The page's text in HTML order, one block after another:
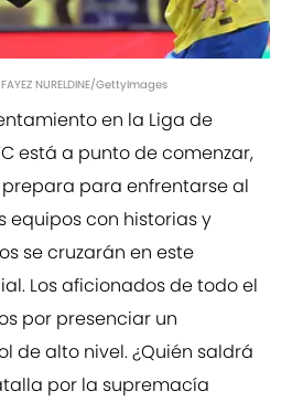
NURELDINE/GettyImages
en la Liga de
está a punto de comenzar,
prepara para enfrentarse al
equipos con historias y
se cruzarán en este
Los aficionados de todo el
por presenciar un
de alto nivel. ¿Quién saldrá
por la supremacía